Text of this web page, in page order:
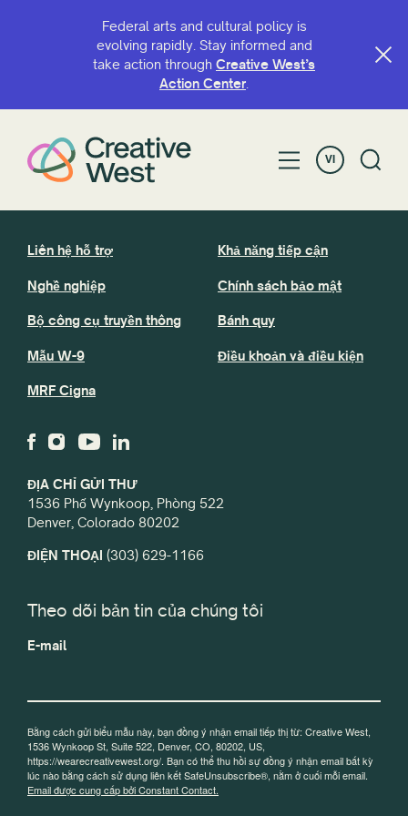
Federal arts and cultural policy is
evolving rapidly. Stay informed and
take action through Creative West’s
Action Center.
VI
ĐỊA CHỈ GỬI THƯ
1536 Phố Wynkoop, Phòng 522
Denver, Colorado 80202
ĐIỆN THOẠI (303) 629-1166
Liên hệ hỗ trợ
Nghề nghiệp
Bộ công cụ truyền thông
Mẫu W-9
MRF Cigna
Khả năng tiếp cận
Chính sách bảo mật
Bánh quy
Điều khoản và điều kiện
Theo dõi bản tin của chúng tôi
E-mail
Bằng cách gửi biểu mẫu này, bạn đồng ý nhận email tiếp thị từ: Creative West,
1536 Wynkoop St, Suite 522, Denver, CO, 80202, US,
https://wearecreativewest.org/. Bạn có thể thu hồi sự đồng ý nhận email bất kỳ
lúc nào bằng cách sử dụng liên kết SafeUnsubscribe®, nằm ở cuối mỗi email.
Email được cung cấp bởi Constant Contact.